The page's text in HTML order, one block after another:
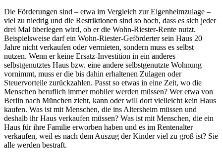
Die Förderungen sind – etwa im Vergleich zur Eigenheimzulage –
viel zu niedrig und die Restriktionen sind so hoch, dass es sich jeder
drei Mal überlegen wird, ob er die Wohn-Riester-Rente nutzt.
Beispielsweise darf ein Wohn-Riester-Geförderter sein Haus 20
Jahre nicht verkaufen oder vermieten, sondern muss es selbst
nutzen. Wenn er keine Ersatz-Investition in ein anderes
selbstgenutztes Haus bzw. eine andere selbstgenutzte Wohnung
vornimmt, muss er die bis dahin erhaltenen Zulagen oder
Steuervorteile zurückzahlen. Passt so etwas in eine Zeit, wo die
Menschen beruflich immer mobiler werden müssen? Wer etwa von
Berlin nach München zieht, kann oder will dort vielleicht kein Haus
kaufen. Was ist mit Menschen, die ins Altersheim müssen und
deshalb ihr Haus verkaufen müssen? Was ist mit Menschen, die ein
Haus für ihre Familie erworben haben und es im Rentenalter
verkaufen, weil es nach dem Auszug der Kinder viel zu groß ist? Sie
alle werden bestraft.